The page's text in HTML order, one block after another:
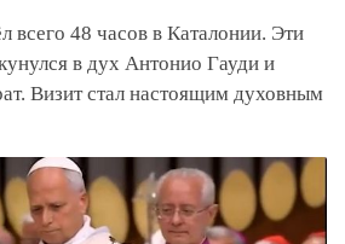
всего 48 часов в Каталонии. Эти
в дух Антонио Гауди и
Визит стал настоящим духовным